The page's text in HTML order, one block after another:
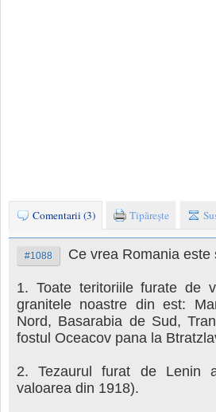
Comentarii (3) Tipăreşte
#1088 Ce vrea Romania este
1. Toate teritoriile furate de
granitele noastre din est:
Nord, Basarabia de Sud,
fostul Oceacov pana la
2. Tezaurul furat de Lenin
valoarea din 1918).